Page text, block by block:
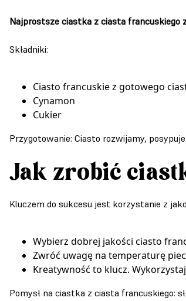
Najprostsze ciastka z ciasta francuskiego
Składniki:
Ciasto francuskie z gotowego
Cynamon
Cukier
Przygotowanie: Ciasto rozwijamy,
Jak zrobić
Kluczem do sukcesu jest korzystanie z
Wybierz dobrej jakości ciasto
Zwróć uwagę na temperaturę
Kreatywność to klucz.
Pomysł na ciastka z ciasta francuskiego: